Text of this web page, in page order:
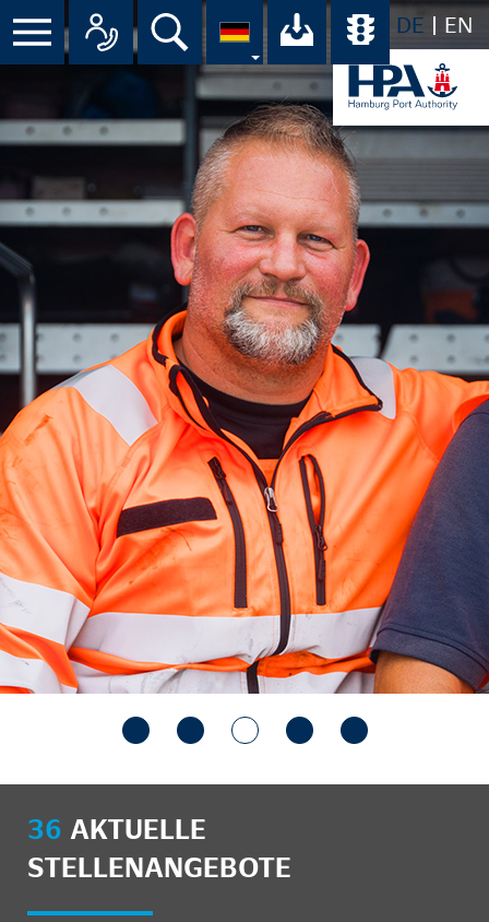
DE EN
Menü Alle Ansprechpartner im
Suche Ihr Download-
36 AKTUELLE
STELLENANGEBOTE